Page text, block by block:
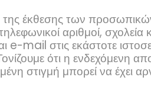
της έκθεσης των
αριθμοί, σχολεία
e-mail στις εκάστοτε
ότι η ενδεχόμενη
στιγμή μπορεί να έχει